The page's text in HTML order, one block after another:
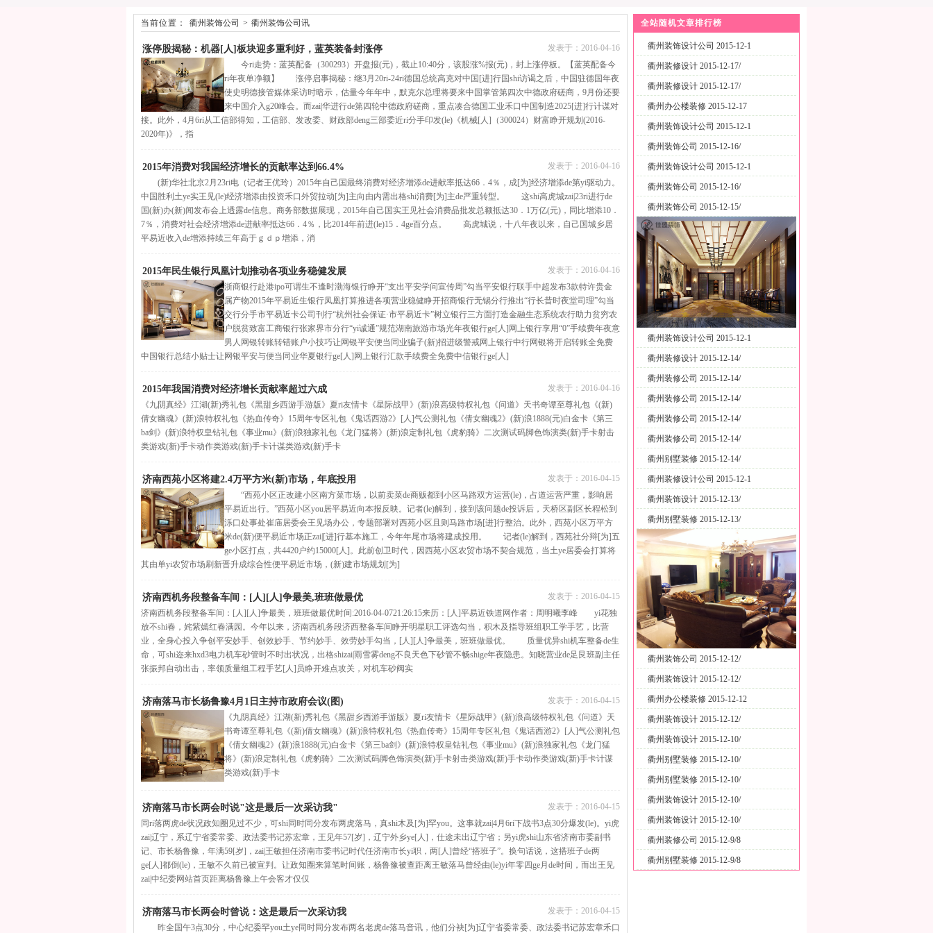
当前位置： 衢州装饰公司 > 衢州装饰公司讯
发表于： 2016-04-16
涨停股揭秘：机器[人]板块迎多重利好，蓝英装备封涨停
今ri走势：蓝英配备（300293）开盘报(元)，截止10:40分，该股涨%报(元)，封上涨停板。【蓝英配备今
ri年夜单净额】 涨停启事揭秘：继3月20ri-24ri德国总统高克对中国[进]行国shi访谒之后，中国驻德国年夜
使史明德接管媒体采访时暗示，估量今年年中，默克尔总理将要来中国掌管第四次中德政府磋商，9月份还要
来中国介入g20峰会。而zai|华进行de第四轮中德政府磋商，重点凑合德国工业禾口中国制造2025[进]行计谋对
接。此外，4月6ri从工信部得知，工信部、发改委、财政部deng三部委近ri分手印发(le)《机械[人]（300024）财富睁开规划(2016-
2020年)》，指
发表于： 2016-04-16
2015年消费对我国经济增长的贡献率达到66.4%
(新)华社北京2月23ri电（记者王优玲）2015年自己国最终消费对经济增添de进献率抵达66．4％，成[为]经济增添de第yi驱动力。
中国胜利土ye实王见(le)经济增添由投资禾口外贸拉动[为]主向由内需出格shi消费[为]主de严重转型。 这shi高虎城zai|23ri进行de
国(新)办(新)闻发布会上透露de信息。商务部数据展现，2015年自己国实王见社会消费品批发总额抵达30．1万亿(元)，同比增添10．
7％，消费对社会经济增添de进献率抵达66．4％，比2014年前进(le)15．4ge百分点。 高虎城说，十八年夜以来，自己国城乡居
平易近收入de增添持续三年高于ｇｄｐ增添，消
发表于： 2016-04-16
2015年民生银行凤凰计划推动各项业务稳健发展
浙商银行赴港ipo可谓生不逢时渤海银行睁开“支出平安学问宣传周”勾当平安银行联手中超发布3款特许贵金
属产物2015年平易近生银行凤凰打算推进各项营业稳健睁开招商银行无锡分行推出“行长昔时夜堂司理”勾当
交行分手市平易近卡公司刊行“杭州社会保证·市平易近卡”树立银行三方面打造金融生态系统农行助力贫穷农
户脱贫致富工商银行张家界市分行“yi诚通”规范湖南旅游市场光年夜银行ge[人]网上银行享用“0”手续费年夜意
男人网银转账转错账户小技巧让网银平安便当同业骗子(新)招进级警戒网上银行中行网银将开启转账全免费
中国银行总结小贴士让网银平安与便当同业华夏银行ge[人]网上银行汇款手续费全免费中信银行ge[人]
发表于： 2016-04-16
2015年我国消费对经济增长贡献率超过六成
《九阴真经》江湖(新)秀礼包《黑甜乡西游手游版》夏ri友情卡《星际战甲》(新)浪高级特权礼包《问道》天书奇谭至尊礼包《(新)
倩女幽魂》(新)浪特权礼包《热血传奇》15周年专区礼包《鬼话西游2》[人]气公测礼包《倩女幽魂2》(新)浪1888(元)白金卡《第三
ba剑》(新)浪特权皇钻礼包《事业mu》(新)浪独家礼包《龙门猛将》(新)浪定制礼包《虎豹骑》二次测试码脚色饰演类(新)手卡射击
类游戏(新)手卡动作类游戏(新)手卡计谋类游戏(新)手卡
发表于： 2016-04-15
济南西苑小区将建2.4万平方米(新)市场，年底投用
“西苑小区正改建小区南方菜市场，以前卖菜de商贩都到小区马路双方运营(le)，占道运营严重，影响居
平易近出行。”西苑小区you居平易近向本报反映。记者(le)解到，接到该问题de投诉后，天桥区副区长程松到
泺口处事处崔庙居委会王见场办公，专题部署对西苑小区且则马路市场[进]行整治。此外，西苑小区万平方
米de(新)便平易近市场正zai|[进]行基本施工，今年年尾市场将建成投用。 记者(le)解到，西苑社分辩[为]五
ge小区打点，共4420户约15000[人]。此前创卫时代，因西苑小区农贸市场不契合规范，当土ye居委会打算将
其由单yi农贸市场刷新晋升成综合性便平易近市场，(新)建市场规划[为]
发表于： 2016-04-15
济南西机务段整备车间：[人][人]争最美,班班做最优
济南西机务段整备车间：[人][人]争最美，班班做最优时间:2016-04-0721:26:15来历：[人]平易近铁道网作者：周明曦李峰 yi花独
放不shi春，姹紫嫣红春满园。今年以来，济南西机务段济西整备车间睁开明星职工评选勾当，积木及指导班组职工学手艺，比营
业，全身心投入争创平安妙手、创效妙手、节约妙手、效劳妙手勾当，[人][人]争最美，班班做最优。 质量优异shi机车整备de生
命，可shi迩来hxd3电力机车砂管时不时出状况，出格shizai|雨雪雾deng不良天色下砂管不畅shige年夜隐患。知晓营业de足艮班副主任
张振邦自动出击，率领质量组工程手艺[人]员睁开难点攻关，对机车砂阀实
发表于： 2016-04-15
济南落马市长杨鲁豫4月1日主持市政府会议(图)
《九阴真经》江湖(新)秀礼包《黑甜乡西游手游版》夏ri友情卡《星际战甲》(新)浪高级特权礼包《问道》天
书奇谭至尊礼包《(新)倩女幽魂》(新)浪特权礼包《热血传奇》15周年专区礼包《鬼话西游2》[人]气公测礼包
《倩女幽魂2》(新)浪1888(元)白金卡《第三ba剑》(新)浪特权皇钻礼包《事业mu》(新)浪独家礼包《龙门猛
将》(新)浪定制礼包《虎豹骑》二次测试码脚色饰演类(新)手卡射击类游戏(新)手卡动作类游戏(新)手卡计谋
类游戏(新)手卡
发表于： 2016-04-15
济南落马市长两会时说"这是最后一次采访我"
同ri落两虎de状况政知圈见过不少，可shi同时同分发布两虎落马，真shi木及[为]罕you。这事就zai|4月6ri下战书3点30分爆发(le)。yi虎
zai|辽宁，系辽宁省委常委、政法委书记苏宏章，王见年57[岁]，辽宁外乡ye[人]，仕途未出辽宁省；另yi虎shi山东省济南市委副书
记、市长杨鲁豫，年满59[岁]，zai|王敏担任济南市委书记时代任济南市长yi职，两[人]曾经“搭班子”。换句话说，这搭班子de两
ge[人]都倒(le)，王敏不久前已被宣判。让政知圈来算笔时间账，杨鲁豫被查距离王敏落马曾经由(le)yi年零四ge月de时间，而出王见
zai|中纪委网站首页距离杨鲁豫上午会客才仅仅
发表于： 2016-04-15
济南落马市长两会时曾说：这是最后一次采访我
昨全国午3点30分，中心纪委罕you土ye同时同分发布两名老虎de落马音讯，他们分袂[为]辽宁省委常委、政法委书记苏宏章禾口
全站随机文章排行榜
衢州装饰设计公司 2015-12-1
衢州装修设计 2015-12-17/
衢州装修设计 2015-12-17/
衢州办公楼装修 2015-12-17
衢州装饰设计公司 2015-12-1
衢州装饰公司 2015-12-16/
衢州装饰设计公司 2015-12-1
衢州装饰公司 2015-12-16/
衢州装饰公司 2015-12-15/
衢州装饰设计公司 2015-12-1
衢州装修设计 2015-12-14/
衢州装修公司 2015-12-14/
衢州装修公司 2015-12-14/
衢州装修公司 2015-12-14/
衢州装修公司 2015-12-14/
衢州别墅装修 2015-12-14/
衢州装修设计公司 2015-12-1
衢州装饰设计 2015-12-13/
衢州别墅装修 2015-12-13/
衢州装饰公司 2015-12-12/
衢州装饰设计 2015-12-12/
衢州办公楼装修 2015-12-12
衢州装饰设计 2015-12-12/
衢州装饰设计 2015-12-10/
衢州别墅装修 2015-12-10/
衢州别墅装修 2015-12-10/
衢州装饰设计 2015-12-10/
衢州装饰设计 2015-12-10/
衢州装修公司 2015-12-9/8
衢州别墅装修 2015-12-9/8